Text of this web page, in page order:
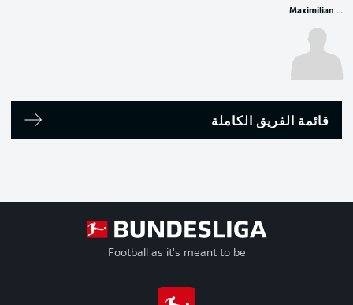
Maximilian Senft
قائمة الفريق الكاملة
Football as it's meant to be